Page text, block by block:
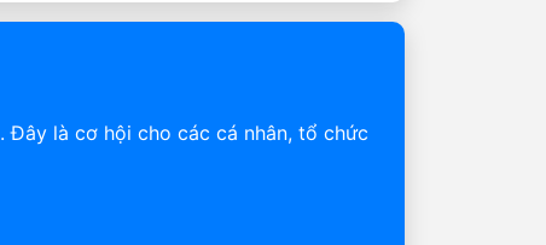
. Đây là cơ hội cho các cá nhân, tổ chức